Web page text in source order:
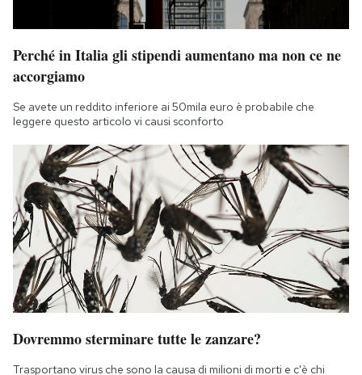
Perché in Italia gli stipendi aumentano ma non ce ne
accorgiamo
Se avete un reddito inferiore ai 50mila euro è probabile che
leggere questo articolo vi causi sconforto
Dovremmo sterminare tutte le zanzare?
Trasportano virus che sono la causa di milioni di morti e c'è chi